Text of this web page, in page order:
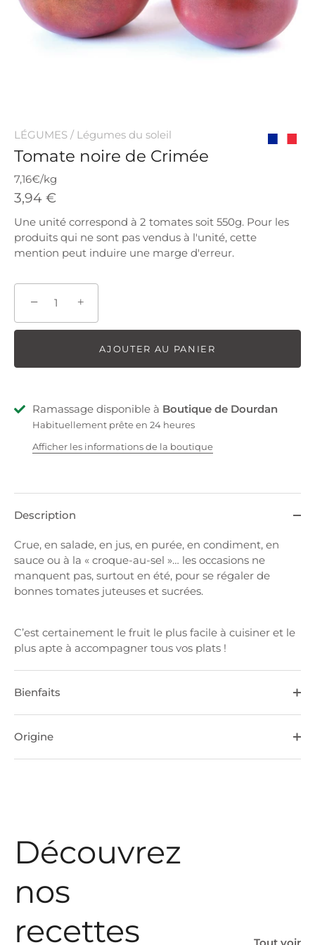
LÉGUMES / Légumes du soleil
Tomate noire de Crimée
7,16€/kg
3,94 €
Une unité correspond à 2 tomates soit 550g. Pour les
produits qui ne sont pas vendus à l'unité, cette
mention peut induire une marge d'erreur.
− +
AJOUTER AU PANIER
Ramassage disponible à Boutique de Dourdan
Habituellement prête en 24 heures
Afficher les informations de la boutique
Description
Crue, en salade, en jus, en purée, en condiment, en
sauce ou à la « croque-au-sel »… les occasions ne
manquent pas, surtout en été, pour se régaler de
bonnes tomates juteuses et sucrées.
C’est certainement le fruit le plus facile à cuisiner et le
plus apte à accompagner tous vos plats !
Bienfaits
Origine
Découvrez
nos
recettes
Tout voir